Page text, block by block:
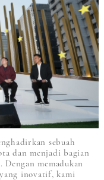
sebuah
dan menjadi bagian
memadukan
inovatif, kami